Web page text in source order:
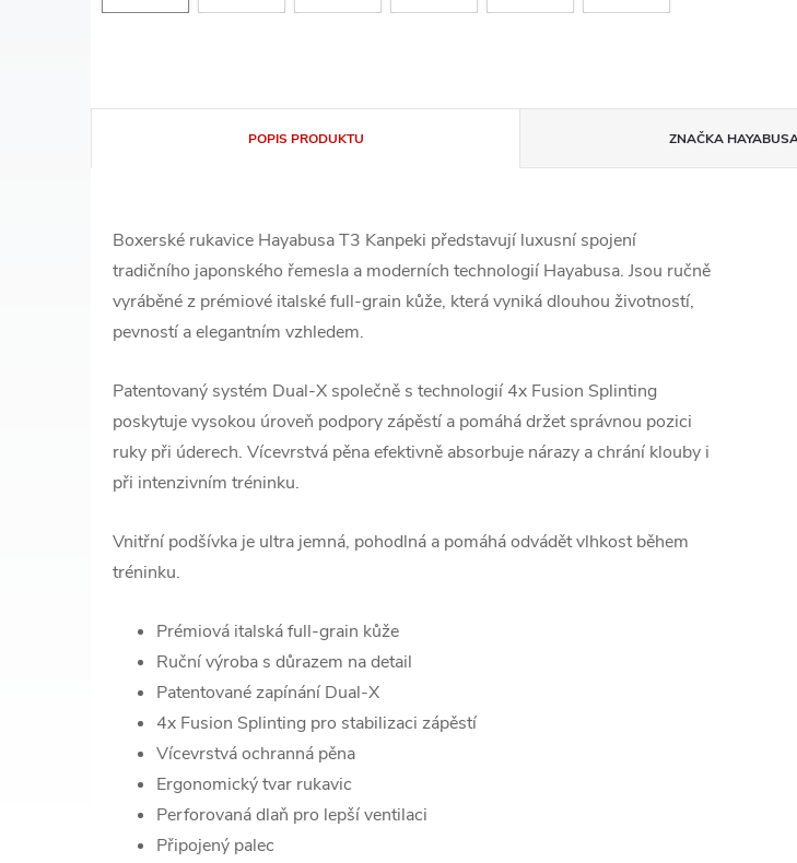
POPIS PRODUKTU ZNAČKA
Boxerské rukavice Hayabusa T3 Kanpeki představují luxusní spojení
tradičního japonského řemesla a moderních technologií Hayabusa. Jsou ručně
vyráběné z prémiové italské full-grain kůže, která vyniká dlouhou životností,
pevností a elegantním vzhledem.
Patentovaný systém Dual-X společně s technologií 4x Fusion Splinting
poskytuje vysokou úroveň podpory zápěstí a pomáhá držet správnou pozici
ruky při úderech. Vícevrstvá pěna efektivně absorbuje nárazy a chrání klouby i
při intenzivním tréninku.
Vnitřní podšívka je ultra jemná, pohodlná a pomáhá odvádět vlhkost během
tréninku.
Prémiová italská full-grain kůže
Ruční výroba s důrazem na detail
Patentované zapínání Dual-X
4x Fusion Splinting pro stabilizaci zápěstí
Vícevrstvá ochranná pěna
Ergonomický tvar rukavic
Perforovaná dlaň pro lepší ventilaci
Připojený palec